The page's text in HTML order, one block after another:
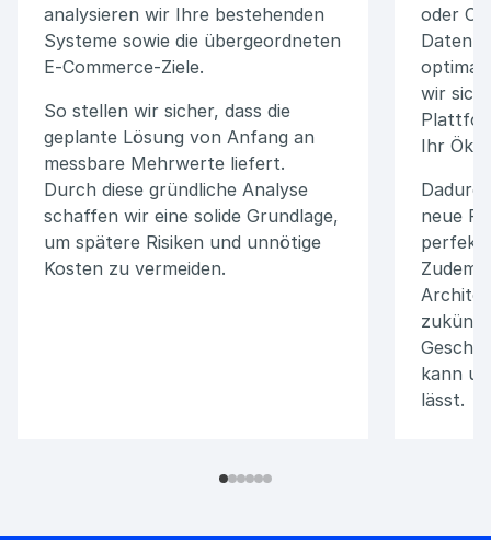
analysieren wir Ihre bestehenden
Systeme sowie die übergeordneten
E-Commerce-Ziele.
So stellen wir sicher, dass die
geplante Lösung von Anfang an
messbare Mehrwerte liefert.
Durch diese gründliche Analyse
schaffen wir eine solide Grundlage,
um spätere Risiken und unnötige
Kosten zu vermeiden.
oder
wir
Ihr
neue
perfekt
Zudem
kann
lässt.